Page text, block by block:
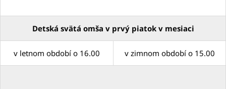
Detská svätá omša v prvý piatok v mesiaci
v letnom období o 16.00 v zimnom období o 15.00